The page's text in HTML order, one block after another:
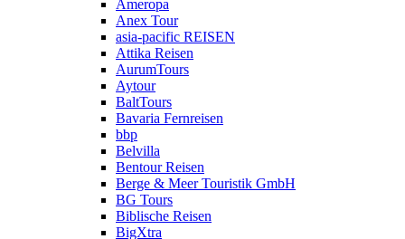
Ameropa
Anex Tour
asia-pacific REISEN
Attika Reisen
AurumTours
Aytour
BaltTours
Bavaria Fernreisen
bbp
Belvilla
Bentour Reisen
Berge & Meer Touristik GmbH
BG Tours
Biblische Reisen
BigXtra